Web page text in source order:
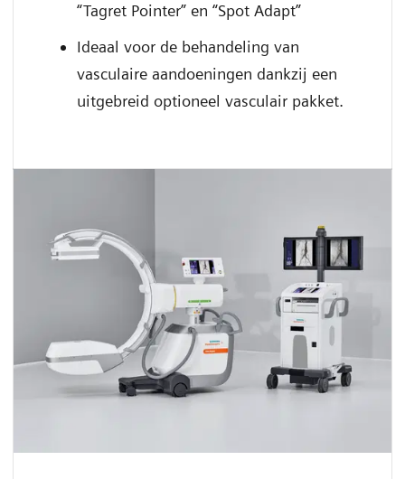
“Tagret Pointer” en “Spot Adapt”
Ideaal voor de behandeling van
vasculaire aandoeningen dankzij een
uitgebreid optioneel vasculair pakket.